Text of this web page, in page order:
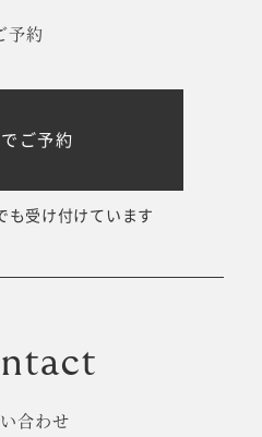
予約
ご予約
受け付けています
合わせ